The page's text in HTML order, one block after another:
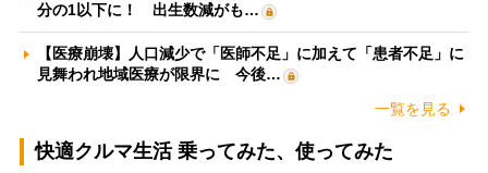
分の1以下に！ 出生数減がも…
【医療崩壊】人口減少で「医師不足」に加えて「患者不足」に
見舞われ地域医療が限界に 今後…
一覧を見る
快適クルマ生活 乗ってみた、使ってみた